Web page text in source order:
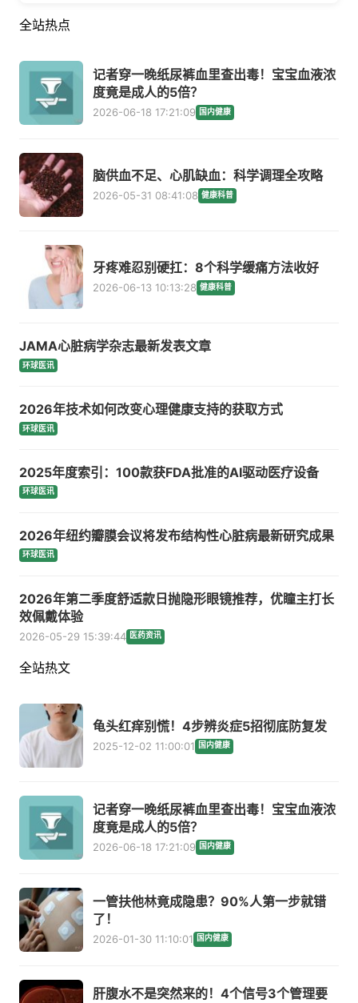
全站热点
记者穿一晚纸尿裤血里查出毒！宝宝血液浓
度竟是成人的5倍？
2026-06-18 17:21:09 国内健康
脑供血不足、心肌缺血：科学调理全攻略
2026-05-31 08:41:08 健康科普
牙疼难忍别硬扛：8个科学缓痛方法收好
2026-06-13 10:13:28 健康科普
JAMA心脏病学杂志最新发表文章
环球医讯
2026年技术如何改变心理健康支持的获取方式
环球医讯
2025年度索引：100款获FDA批准的AI驱动医疗设备
环球医讯
2026年纽约瓣膜会议将发布结构性心脏病最新研究成果
环球医讯
2026年第二季度舒适款日抛隐形眼镜推荐，优瞳主打长
效佩戴体验
2026-05-29 15:39:44 医药资讯
全站热文
龟头红痒别慌！4步辨炎症5招彻底防复发
2025-12-02 11:00:01 国内健康
记者穿一晚纸尿裤血里查出毒！宝宝血液浓
度竟是成人的5倍？
2026-06-18 17:21:09 国内健康
一管扶他林竟成隐患？90%人第一步就错
了！
2026-01-30 11:10:01 国内健康
肝腹水不是突然来的！4个信号3个管理要